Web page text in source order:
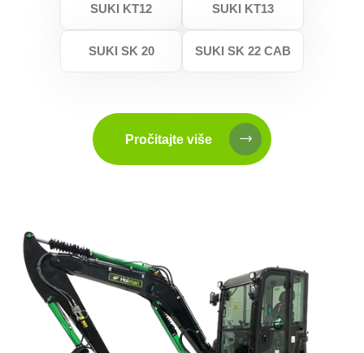
SUKI KT12 SUKI KT13
SUKI SK 20 SUKI SK 22 CAB
Pročitajte više